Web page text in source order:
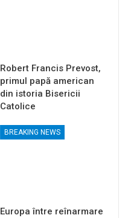
Robert Francis Prevost,
primul papă american
din istoria Bisericii
Catolice
BREAKING NEWS
Europa între reînarmare